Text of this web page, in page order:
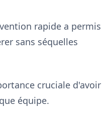
rapide a permis
sans séquelles
cruciale d'avoir
équipe.